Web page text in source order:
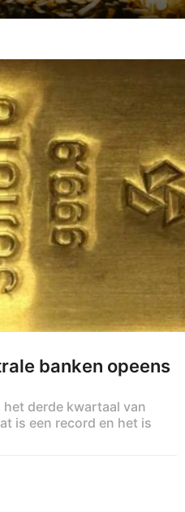
banken opeens
derde kwartaal van
is een record en het is